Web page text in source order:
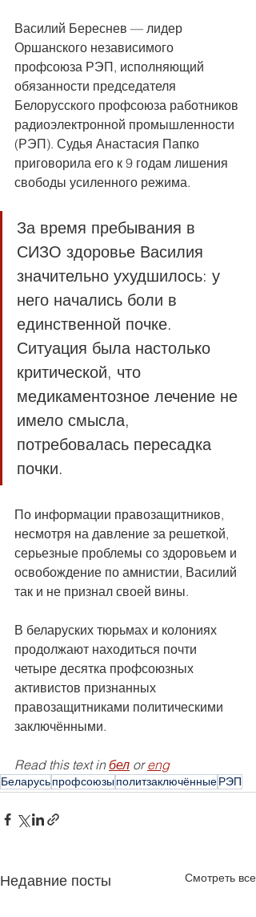
Василий Береснев — лидер
Оршанского независимого
профсоюза РЭП, исполняющий
обязанности председателя
Белорусского профсоюза работников
радиоэлектронной промышленности
(РЭП). Судья Анастасия Папко
приговорила его к 9 годам лишения
свободы усиленного режима.
За время пребывания в
СИЗО здоровье Василия
значительно ухудшилось: у
него начались боли в
единственной почке.
Ситуация была настолько
критической, что
медикаментозное лечение не
имело смысла,
потребовалась пересадка
почки.
По информации правозащитников,
несмотря на давление за решеткой,
серьезные проблемы со здоровьем и
освобождение по амнистии, Василий
так и не признал своей вины.
В беларуских тюрьмах и колониях
продолжают находиться почти
четыре десятка профсоюзных
активистов признанных
правозащитниками политическими
заключёнными.
Read this text in бел or eng
БеларусьпрофсоюзыполитзаключённыеРЭП
Недавние посты Смотреть все